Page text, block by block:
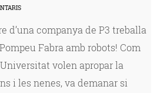
d’una companya de P3 treballa
Fabra amb robots! Com
volen apropar la
i les nenes, va demanar si